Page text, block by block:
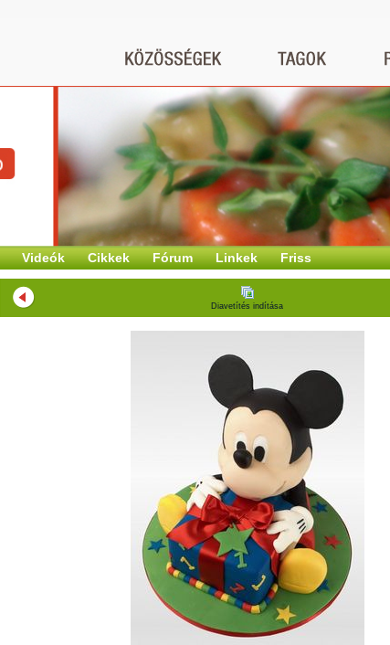
Videók Cikkek Fórum Linkek Friss
Diavetítés indítása